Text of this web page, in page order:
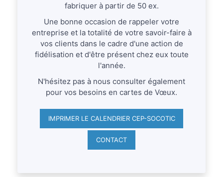
fabriquer à partir de 50 ex.
Une bonne occasion de rappeler votre
entreprise et la totalité de votre savoir-faire à
vos clients dans le cadre d'une action de
fidélisation et d'être présent chez eux toute
l'année.
N'hésitez pas à nous consulter également
pour vos besoins en cartes de Vœux.
IMPRIMER LE CALENDRIER CEP-SOCOTIC
CONTACT